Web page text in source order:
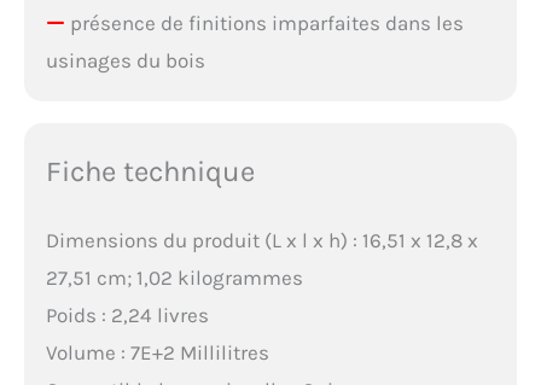
présence de finitions imparfaites dans les
usinages du bois
Fiche technique
Dimensions du produit (L x l x h) : 16,51 x 12,8 x
27,51 cm; 1,02 kilogrammes
Poids : 2,24 livres
Volume : 7E+2 Millilitres